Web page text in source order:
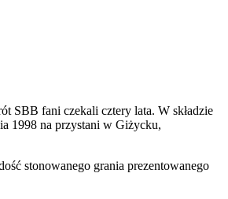
SBB fani czekali cztery lata. W składzie
1998 na przystani w Giżycku,
stonowanego grania prezentowanego